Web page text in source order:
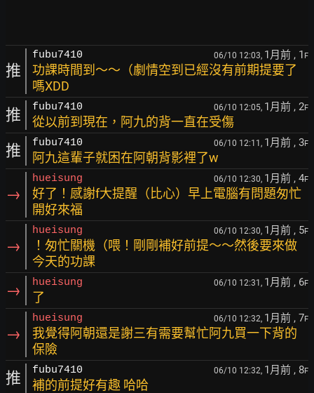
推
fubu7410 06/10 12:03, 1月前 , 1 F
功課時間到～～（劇情空到已經沒有前期提要了
嗎XDD
推 fubu7410 06/10 12:05, 1月前 , 2F
從以前到現在，阿九的背一直在受傷
推 fubu7410 06/10 12:11, 1月前 , 3F
阿九這輩子就困在阿朝背影裡了w
→
hueisung 06/10 12:30, 1月前 , 4F
好了！感謝f大提醒（比心）早上電腦有問題匆忙
開好來福
→
hueisung 06/10 12:30, 1月前 , 5F
！匆忙關機（喂！剛剛補好前提～～然後要來做
今天的功課
→ hueisung 06/10 12:31, 1月前 , 6F
了
→
hueisung 06/10 12:32, 1月前 , 7F
我覺得阿朝還是謝三有需要幫忙阿九買一下背的
保險
推 fubu7410 06/10 12:32, 1月前 , 8F
補的前提好有趣 哈哈